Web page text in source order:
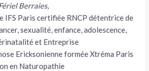
Berraies,
IFS Paris certifiée RNCP détentrice de
sexualité, enfance, adolescence,
et Entreprise
Ericksonienne formée Xtréma Paris
en Naturopathie